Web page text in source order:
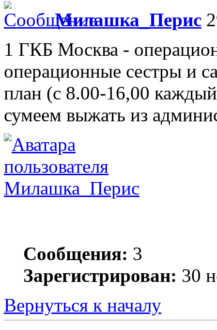
Милашка_Перис
1 ГКБ Москва -
операционные сестры и
план (с 8.00-16,00
сумеем выжать из
Милашка_Перис
Сообщения: 3
Зарегистрирован: 30
Вернуться к началу